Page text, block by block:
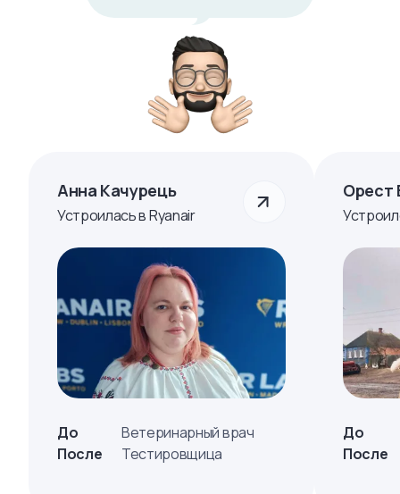
Анна Качурець
Устроилась в Ryanair
До
Ветеринарный врач
После
Тестировщица
Орест
До
После